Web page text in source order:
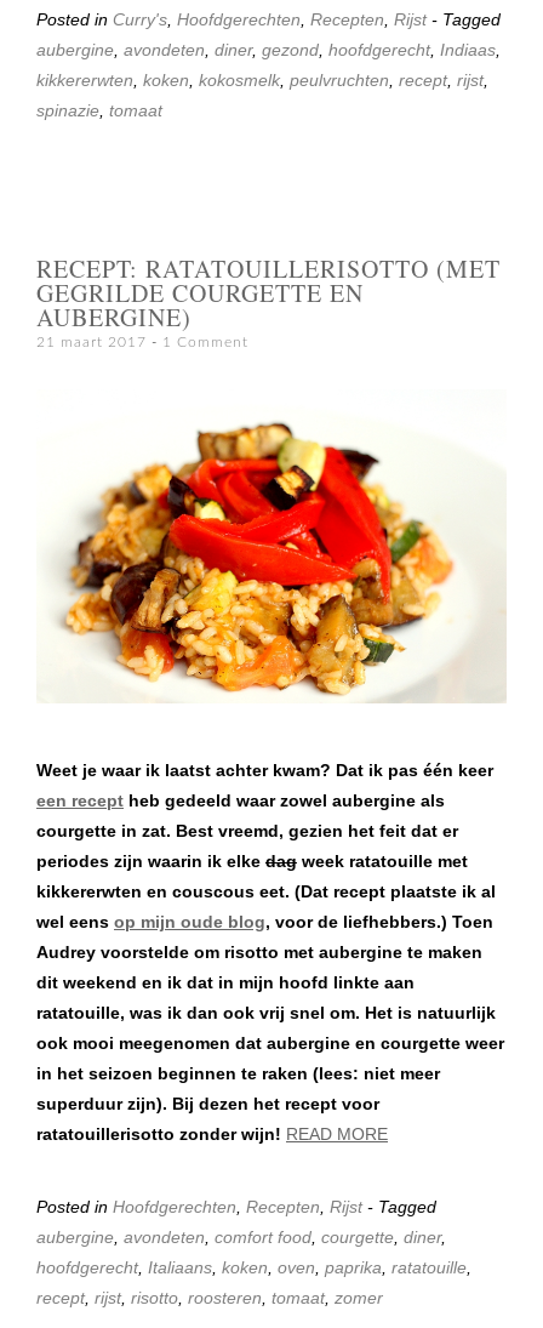
Posted in Curry's Hoofdgerechten Recepten Rijst - Tagged
aubergine avondeten diner, gezond hoofdgerecht, Indiaas
kikkererwten koken kokosmelk peulvruchten recept, rijst,
spinazie tomaat
RECEPT: RATATOUILLERISOTTO (MET
GEGRILDE COURGETTE EN
AUBERGINE)
21 maart 2017 1 Comment
Weet je waar ik laatst achter kwam? Dat ik pas één keer
een recept heb gedeeld waar zowel aubergine als
courgette in zat. Best vreemd, gezien het feit dat er
periodes zijn waarin ik elke dag week ratatouille met
kikkererwten en couscous eet. (Dat recept plaatste ik al
wel eens op mijn oude blog, voor de liefhebbers.) Toen
Audrey voorstelde om risotto met aubergine te maken
dit weekend en ik dat in mijn hoofd linkte aan
ratatouille, was ik dan ook vrij snel om. Het is natuurlijk
ook mooi meegenomen dat aubergine en courgette weer
in het seizoen beginnen te raken (lees: niet meer
superduur zijn). Bij dezen het recept voor
ratatouillerisotto zonder wijn! READ MORE
Posted in Hoofdgerechten Recepten Rijst - Tagged
aubergine avondeten comfort food courgette diner,
hoofdgerecht, Italiaans koken oven paprika ratatouille
recept, rijst, risotto roosteren tomaat, zomer